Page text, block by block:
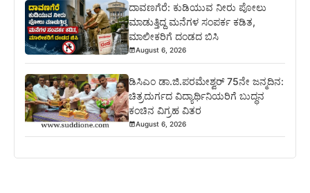
ದಾವಣಗೆರೆ: ಕುಡಿಯುವ ನೀರು ಪೋಲು
ಮಾಡುತ್ತಿದ್ದ ಮನೆಗಳ ಸಂಪರ್ಕ ಕಡಿತ,
ಮಾಲೀಕರಿಗೆ ದಂಡದ ಬಿಸಿ
August 6, 2026
ಡಿಸಿಎಂ ಡಾ.ಜಿ.ಪರಮೇಶ್ವರ್ 75ನೇ ಜನ್ಮದಿನ:
ಚಿತ್ರದುರ್ಗದ ವಿದ್ಯಾರ್ಥಿನಿಯರಿಗೆ ಬುದ್ಧನ
ಕಂಚಿನ ವಿಗ್ರಹ ವಿತರ
August 6, 2026